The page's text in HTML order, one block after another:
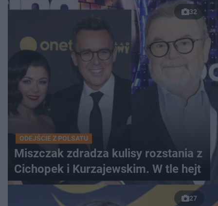
32
ODEJŚCIE Z POLSATU
Miszczak zdradza kulisy rozstania z
Cichopek i Kurzajewskim. W tle hejt
27